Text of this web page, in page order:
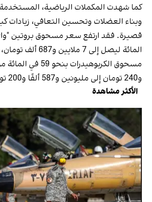
كما شهدت المكملات الرياضية، المستخدمة
وبناء العضلات وتحسين التعافي، زيادات
المائة ليصل إلى 7
و240 تومان إلى مليونين و587 ألفًا و200 تومان.
الأكثر مشاهدة